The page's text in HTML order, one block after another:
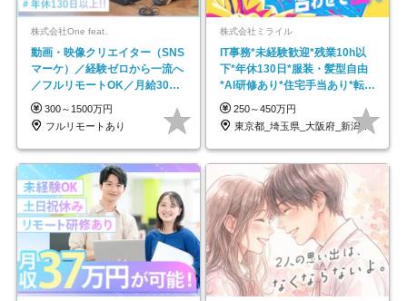
株式会社One feat.
動画・映像クリエイター（SNS
マーケ）／経験ゼロから一流へ
／フルリモートOK／月給30万
円～／年休130日以上
300～1500万円
フルリモートあり
株式会社ミライル
IT事務*未経験歓迎*残業10h以
下*年休130日*服装・髪型自由
*AI研修あり*住宅手当あり*転勤
なし
250～450万円
東京都_埼玉県_大阪府_新潟県_福岡県